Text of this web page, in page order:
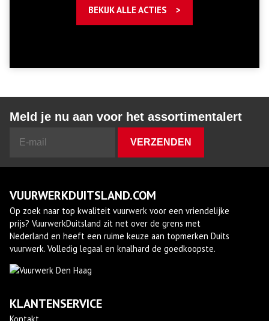
BEKIJK ALLE ACTIES
Meld je nu aan voor het assortimentalert
VUURWERKDUITSLAND.COM
Op zoek naar top kwaliteit vuurwerk voor een vriendelijke
prijs? VuurwerkDuitsland zit net over de grens met
Nederland en heeft een ruime keuze aan topmerken Duits
vuurwerk. Volledig legaal en knalhard de goedkoopste.
KLANTENSERVICE